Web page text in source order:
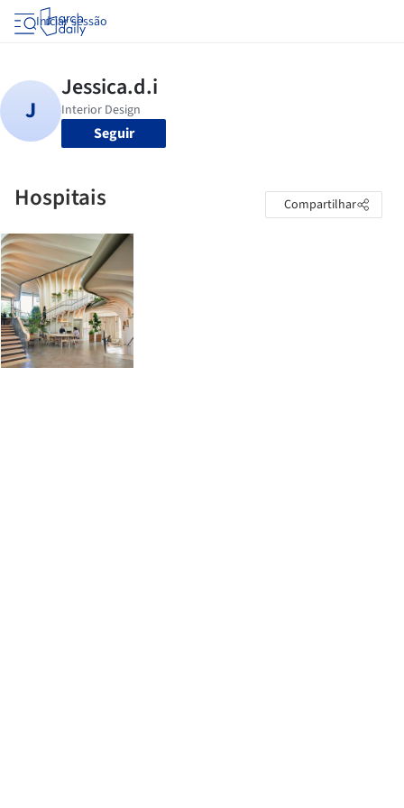
Iniciar sessão
Seguir
Hospitais Compartilhar